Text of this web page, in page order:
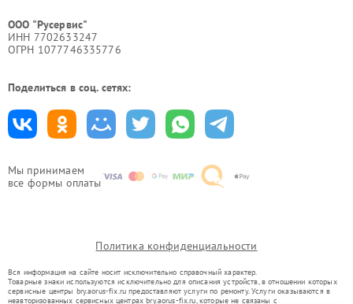
Мы принимаем
все формы оплаты
ООО "Русервис"
ИНН 7702633247
ОГРН 1077746335776
Поделиться в соц. сетях:
Политика конфиденциальности
Вся информация на сайте носит исключительно справочный характер.
Товарные знаки используются исключительно для описания устройств, в отношении которых
сервисные центры bry.aorus-fix.ru предоставляют услуги по ремонту. Услуги оказываются в
неавторизованных сервисных центрах bry.aorus-fix.ru, которые не связаны с